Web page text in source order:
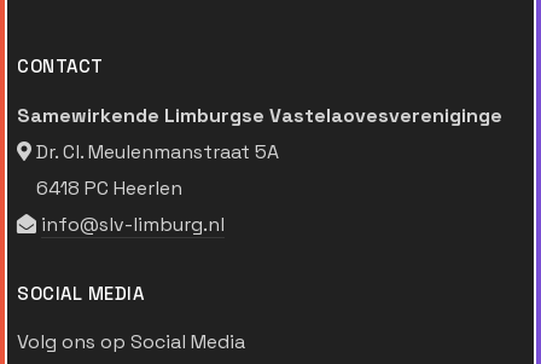
CONTACT
Samewirkende Limburgse Vastelaovesvereniginge
Dr. Cl. Meulenmanstraat 5A
6418 PC Heerlen
info@slv-limburg.nl
SOCIAL MEDIA
Volg ons op Social Media